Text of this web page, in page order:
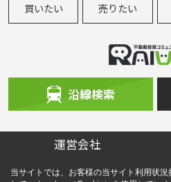
買いたい 売りたい
沿線検索
運営会社
当サイトでは、お客様の当サイト利用状